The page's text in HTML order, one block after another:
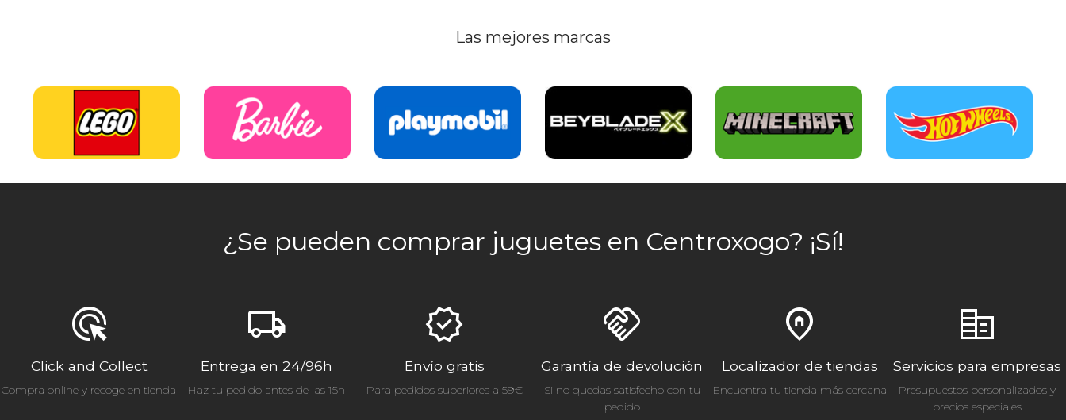
Las mejores marcas
¿Se pueden comprar juguetes en Centroxogo? ¡Sí!
ads_click
Click and Collect
Compra online y recoge en tienda
local_shipping
Entrega en 24/96h
Haz tu pedido antes de las 15h
verified
Envío gratis
Para pedidos superiores a 59€
handshake
Garantía de devolución
Si no quedas satisfecho con tu
pedido
home_pin
Localizador de tiendas
Encuentra tu tienda más cercana
corporate_fare
Servicios para empresas
Presupuestos personalizados y
precios especiales